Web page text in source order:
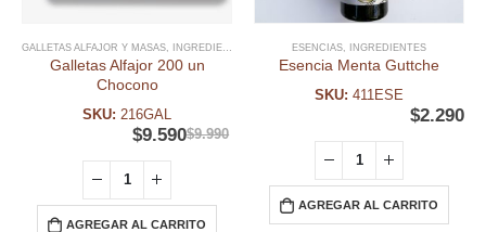
GALLETAS ALFAJOR Y MASAS, INGREDIENTES
Galletas Alfajor 200 un
Chocono
SKU: 216GAL
$9.990
$9.590
AGREGAR AL CARRITO
ESENCIAS, INGREDIENTES
Esencia Menta Guttche
SKU: 411ESE
$2.290
AGREGAR AL CARRITO